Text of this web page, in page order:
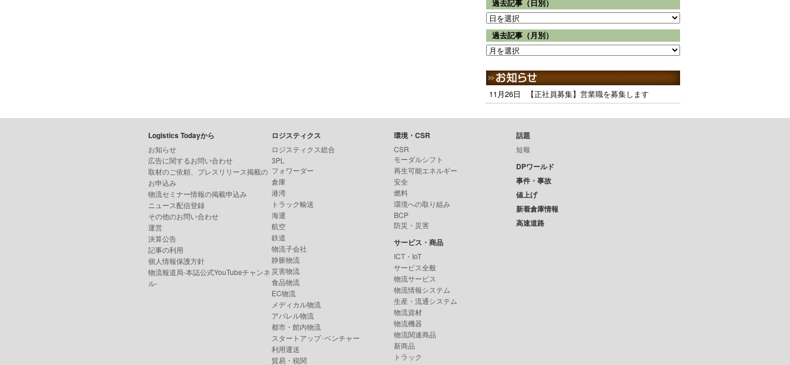
過去記事（日別）
過去記事（月別）
11月26日 【正社員募集】営業職を募集します
Logistics Todayから
お知らせ
広告に関するお問い合わせ
取材のご依頼、プレスリリース掲載の
お申込み
物流セミナー情報の掲載申込み
ニュース配信登録
その他のお問い合わせ
運営
決算公告
記事の利用
個人情報保護方針
物流報道局-本誌公式YouTubeチャンネ
ル-
ロジスティクス
ロジスティクス総合
3PL
フォワーダー
倉庫
港湾
トラック輸送
海運
航空
鉄道
物流子会社
静脈物流
災害物流
食品物流
EC物流
メディカル物流
アパレル物流
都市・館内物流
スタートアップ･ベンチャー
利用運送
貿易・税関
環境・CSR
CSR
モーダルシフト
再生可能エネルギー
安全
燃料
環境への取り組み
BCP
防災・災害
サービス・商品
ICT・IoT
サービス全般
物流サービス
物流情報システム
生産・流通システム
物流資材
物流機器
物流関連商品
新商品
トラック
話題
短報
DPワールド
事件・事故
値上げ
新着倉庫情報
高速道路